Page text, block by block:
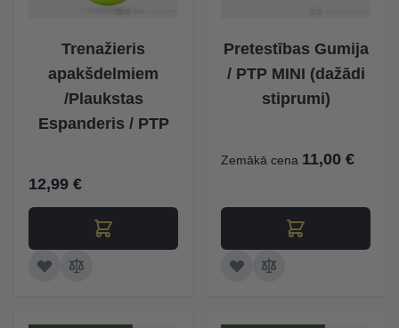
Trenažieris
apakšdelmiem
/Plaukstas
Espanderis / PTP
12,99 €
Pretestības Gumija
/ PTP MINI (dažādi
stiprumi)
Zemākā cena 11,00 €